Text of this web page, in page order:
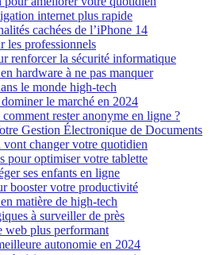
internet plus rapide
cachées de l’iPhone 14
les professionnels
renforcer la sécurité informatique
hardware à ne pas manquer
le monde high-tech
le marché en 2024
rester anonyme en ligne ?
Gestion Électronique de Documents
vont changer votre quotidien
pour optimiser votre tablette
ses enfants en ligne
booster votre productivité
matière de high-tech
à surveiller de près
web plus performant
autonomie en 2024